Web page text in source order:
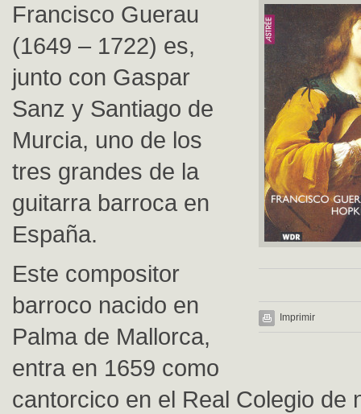
Imprimir
Francisco Guerau
(1649 – 1722) es,
junto con Gaspar
Sanz y Santiago de
Murcia, uno de los
tres grandes de la
guitarra barroca en
España.
Este compositor
barroco nacido en
Palma de Mallorca,
entra en 1659 como
cantorcico en el Real Colegio de